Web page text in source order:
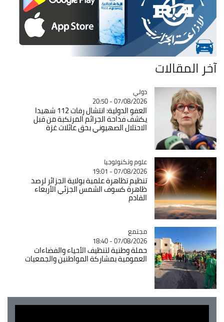
آخر المقالات
Catégorie
دولي
07/08/2026 - 20:50
العفو الدولية: انتشال رفات 112 شهيدا
يكشف فداحة الجرائم المرتكبة من قبل
الاحتلال الصهيوني بحق عائلات غزة
Catégorie
علوم وتكنولوجيا
07/08/2026 - 19:01
تنظيم تظاهرة علمية بولاية الجزائر لرصد
ظاهرة كسوف الشمس الجزئي الأربعاء
القادم
Catégorie
مجتمع
07/08/2026 - 18:40
حملة وطنية لتنظيف الأحياء والفضاءات
العمومية بمشاركة المواطنين والجمعيات